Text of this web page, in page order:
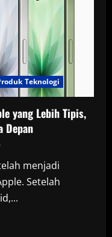
Teknologi
yang Lebih Tipis,
Depan
menjadi
Setelah